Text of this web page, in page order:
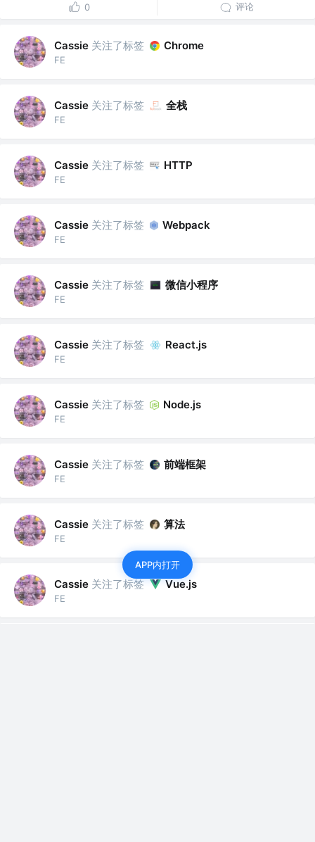
0 评论
Cassie 关注了标签 Chrome
FE
Cassie 关注了标签 全栈
FE
Cassie 关注了标签 HTTP
FE
Cassie 关注了标签 Webpack
FE
Cassie 关注了标签 微信小程序
FE
Cassie 关注了标签 React.js
FE
Cassie 关注了标签 Node.js
FE
Cassie 关注了标签 前端框架
FE
Cassie 关注了标签 算法
FE
Cassie 关注了标签 Vue.js
FE
APP内打开